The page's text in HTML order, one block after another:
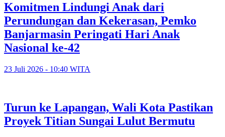
Komitmen Lindungi Anak dari
Perundungan dan Kekerasan, Pemko
Banjarmasin Peringati Hari Anak
Nasional ke-42
23 Juli 2026 - 10:40 WITA
Turun ke Lapangan, Wali Kota Pastikan
Proyek Titian Sungai Lulut Bermutu